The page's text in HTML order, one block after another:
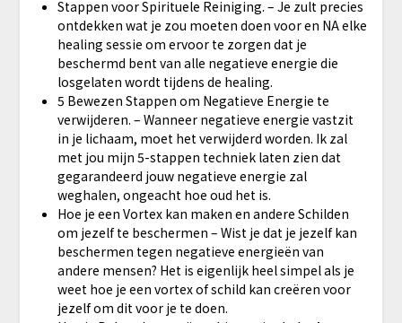
​Stappen voor Spirituele Reiniging. – Je zult precies
ontdekken wat je zou moeten doen voor en NA elke
healing sessie om ervoor te zorgen dat je
beschermd bent van alle negatieve energie die
losgelaten wordt tijdens de healing.
​5 Bewezen Stappen om Negatieve Energie te
verwijderen. – Wanneer negatieve energie vastzit
in je lichaam, moet het verwijderd worden. Ik zal
met jou mijn 5-stappen techniek laten zien dat
gegarandeerd jouw negatieve energie zal
weghalen, ongeacht hoe oud het is.
​Hoe je een Vortex kan maken en andere Schilden
om jezelf te beschermen – Wist je dat je jezelf kan
beschermen tegen negatieve energieën van
andere mensen? Het is eigenlijk heel simpel als je
weet hoe je een vortex of schild kan creëren voor
jezelf om dit voor je te doen.